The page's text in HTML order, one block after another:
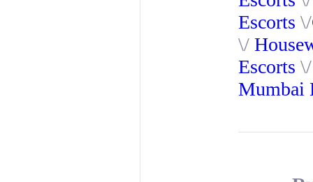
Escorts \/
\/
Escorts
Mumbai